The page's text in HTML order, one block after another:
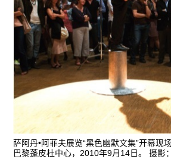
萨阿丹•阿菲夫展览“黑色幽默文集”开幕现
巴黎蓬皮杜中心，2010年9月14日。 摄影